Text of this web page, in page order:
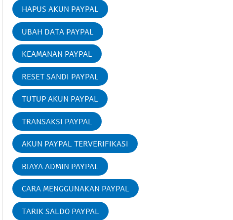
HAPUS AKUN PAYPAL
UBAH DATA PAYPAL
KEAMANAN PAYPAL
RESET SANDI PAYPAL
TUTUP AKUN PAYPAL
TRANSAKSI PAYPAL
AKUN PAYPAL TERVERIFIKASI
BIAYA ADMIN PAYPAL
CARA MENGGUNAKAN PAYPAL
TARIK SALDO PAYPAL